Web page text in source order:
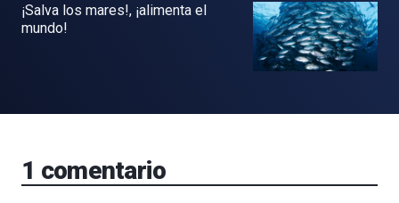
¡Salva los mares!, ¡alimenta el
mundo!
1 comentario